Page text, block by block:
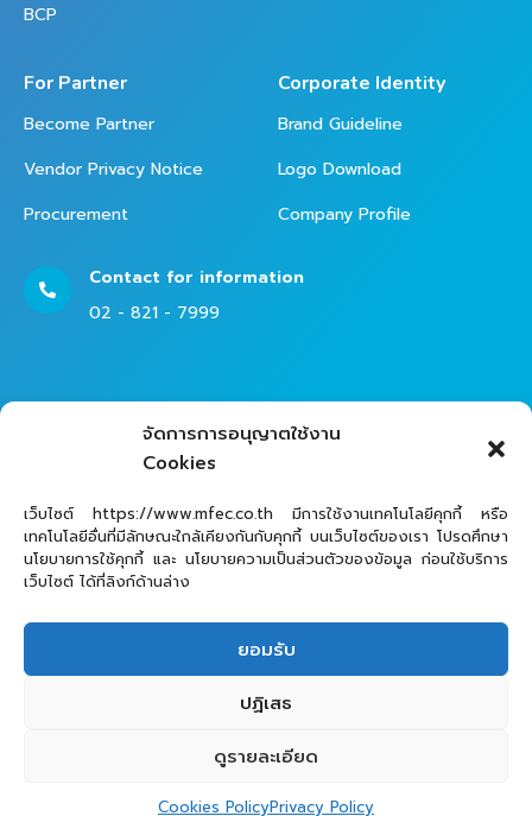
จัดการการอนุญาตใช้งาน
Cookies
เว็บไซต์ https://www.mfec.co.th มีการใช้งานเทคโนโลยีคุกกี้ หรือ
เทคโนโลยีอื่นที่มีลักษณะใกล้เคียงกันกับคุกกี้ บนเว็บไซต์ของเรา โปรดศึกษา
นโยบายการใช้คุกกี้ และ นโยบายความเป็นส่วนตัวของข้อมูล ก่อนใช้บริการ
เว็บไซต์ ได้ที่ลิงก์ด้านล่าง
ยอมรับ
ปฏิเสธ
ดูรายละเอียด
Cookies PolicyPrivacy Policy
BCP
For Partner
Become Partner
Vendor Privacy Notice
Procurement
Corporate Identity
Brand Guideline
Logo Download
Company Profile
Contact for information
02 - 821 - 7999
02 - 821 - 7979